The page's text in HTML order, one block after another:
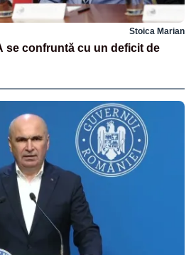
Stoica Marian
se confruntă cu un deficit de